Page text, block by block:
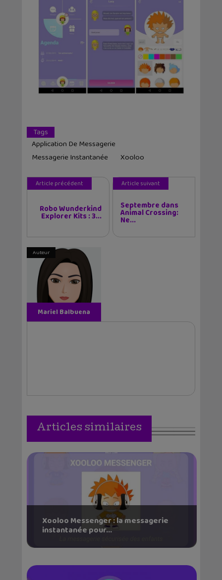
Tags
Application De Messagerie
Messagerie Instantanée
Xooloo
Article précédent
Robo Wunderkind
Explorer Kits : 3...
Article suivant
Septembre dans
Animal Crossing:
Ne...
Auteur
Mariel Balbuena
Articles similaires
Xooloo Messenger : la messagerie
instantanée pour...